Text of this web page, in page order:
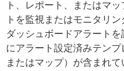
ト、レポート、またはマ
トを監視またはモニタリ
ダッシュボードアラート
にアラート設定済みテンプ
またはマップ）が含まれ